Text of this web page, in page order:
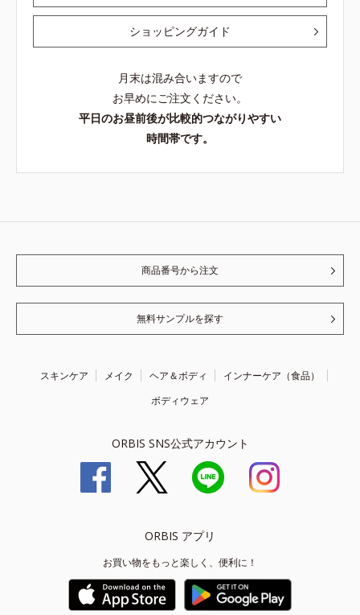
ショッピングガイド
月末は混み合いますので
お早めにご注文ください。
平日のお昼前後が比較的つながりやすい
時間帯です。
商品番号から注文
無料サンプルを探す
スキンケア メイク ヘア＆ボディ
インナーケア（食品）
ボディウェア
ORBIS SNS公式アカウント
ORBIS アプリ
お買い物をもっと楽しく、便利に！